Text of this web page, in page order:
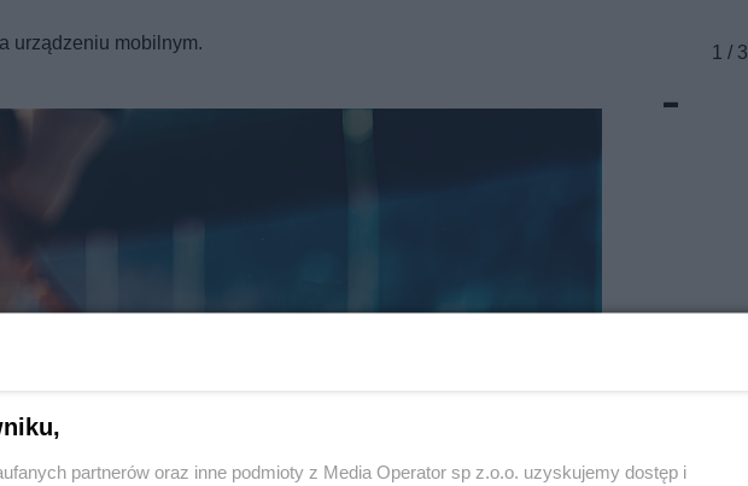
urządzeniu mobilnym. 1 / 3
-
Twojemiasto Skontakuj sięz nami
partnerów oraz inne podmioty z Media Operator sp z.o.o. uzyskujemy dostęp i